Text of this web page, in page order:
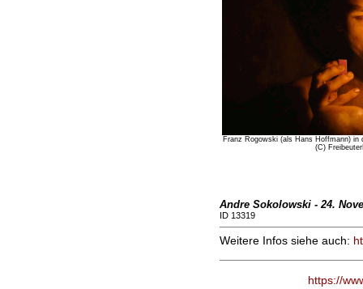
Franz Rogowski (als Hans Hoffmann)
(C)
Andre Sokolowski - 24.
ID 13319
Weitere Infos siehe auch:
https://